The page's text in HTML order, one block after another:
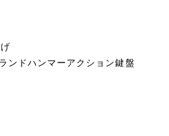
ンドハンマーアクション鍵盤